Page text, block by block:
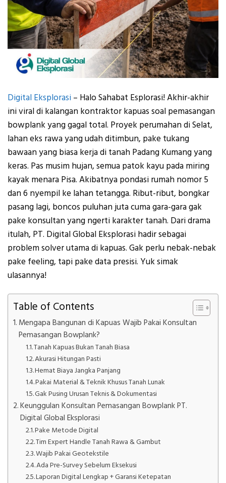
Digital Eksplorasi – Halo Sahabat Esplorasi! Akhir-akhir
ini viral di kalangan kontraktor kapuas soal pemasangan
bowplank yang gagal total. Proyek perumahan di Selat,
lahan eks rawa yang udah ditimbun, pake tukang
bawaan yang biasa kerja di tanah Padang Kumang yang
keras. Pas musim hujan, semua patok kayu pada miring
kayak menara Pisa. Akibatnya pondasi rumah nomor 5
dan 6 nyempil ke lahan tetangga. Ribut-ribut, bongkar
pasang lagi, boncos puluhan juta cuma gara-gara gak
pake konsultan yang ngerti karakter tanah. Dari drama
itulah, PT. Digital Global Eksplorasi hadir sebagai
problem solver utama di kapuas. Gak perlu nebak-nebak
pake feeling, tapi pake data presisi. Yuk simak
ulasannya!
Table of Contents
Mengapa Bangunan di Kapuas Wajib Pakai Konsultan
Pemasangan Bowplank?
Tanah Kapuas Bukan Tanah Biasa
Akurasi Hitungan Pasti
Hemat Biaya Jangka Panjang
Pakai Material & Teknik Khusus Tanah Lunak
Gak Pusing Urusan Teknis & Dokumentasi
Keunggulan Konsultan Pemasangan Bowplank PT.
Digital Global Eksplorasi
Pake Metode Digital
Tim Expert Handle Tanah Rawa & Gambut
Wajib Pakai Geotekstile
Ada Pre-Survey Sebelum Eksekusi
Laporan Digital Lengkap + Garansi Ketepatan